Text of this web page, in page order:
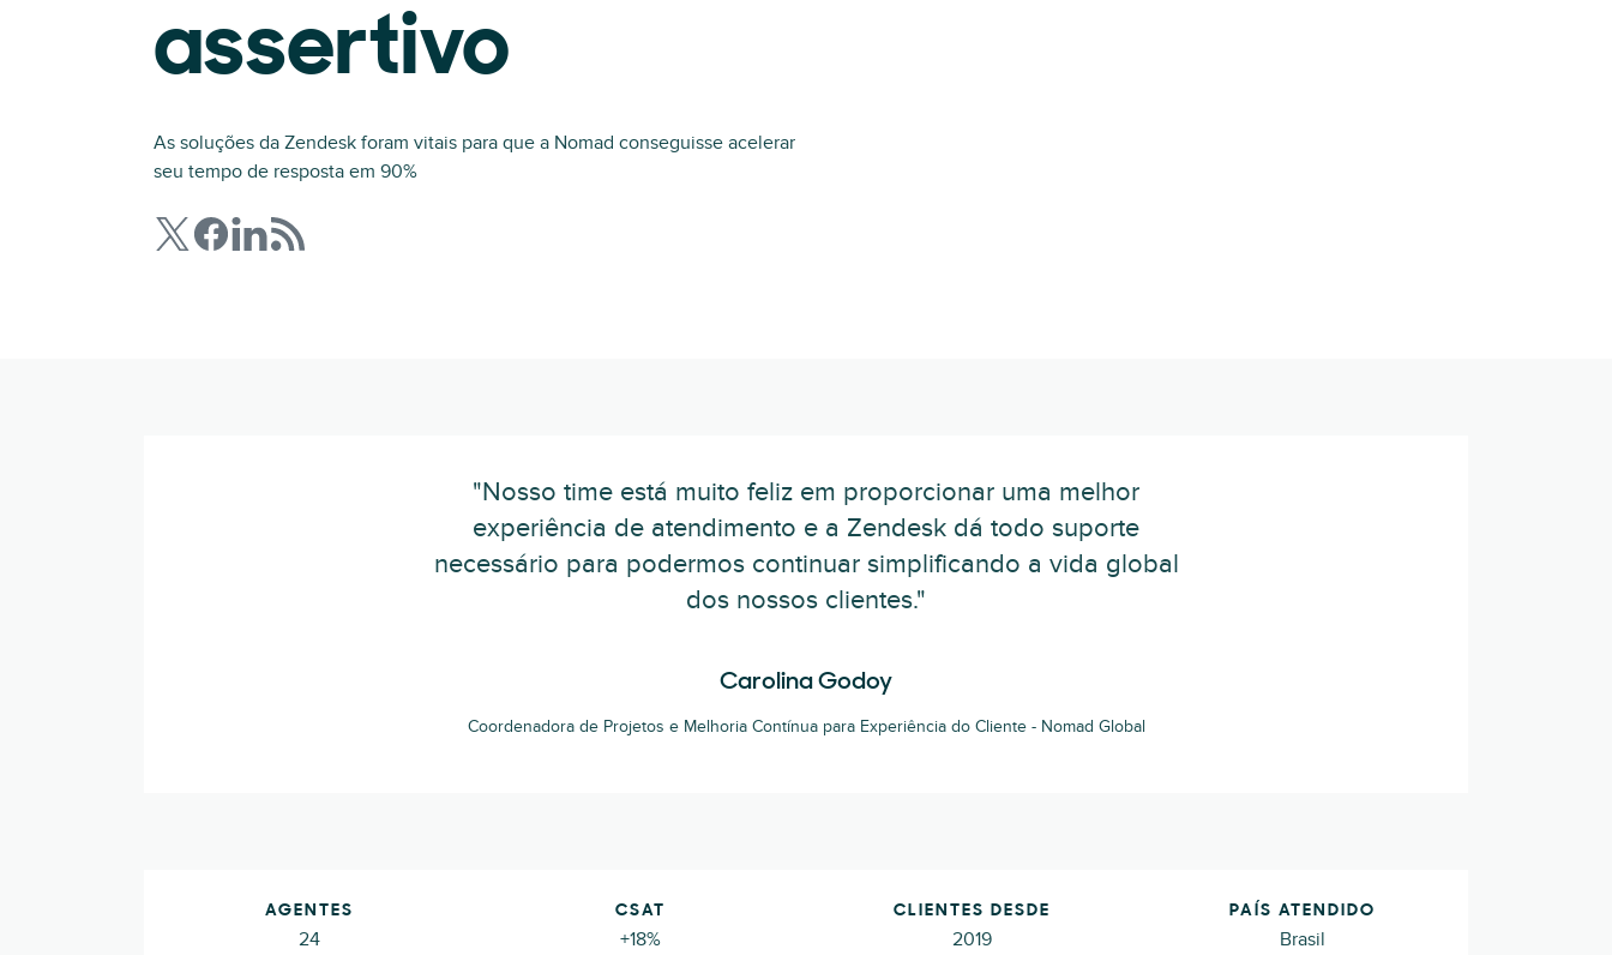
assertivo
As soluções da Zendesk foram vitais para que a Nomad conseguisse acelerar
seu tempo de resposta em 90%
"Nosso time está muito feliz em proporcionar uma melhor
experiência de atendimento e a Zendesk dá todo suporte
necessário para podermos continuar simplificando a vida global
dos nossos clientes."
Carolina Godoy
Coordenadora de Projetos e Melhoria Contínua para Experiência do Cliente - Nomad Global
AGENTES
24
CSAT
+18%
CLIENTES DESDE
2019
PAÍS ATENDIDO
Brasil